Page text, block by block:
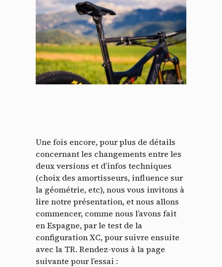
Une fois encore, pour plus de détails
concernant les changements entre les
deux versions et d’infos techniques
(choix des amortisseurs, influence sur
la géométrie, etc), nous vous invitons à
lire notre présentation, et nous allons
commencer, comme nous l’avons fait
en Espagne, par le test de la
configuration XC, pour suivre ensuite
avec la TR. Rendez-vous à la page
suivante pour l’essai :